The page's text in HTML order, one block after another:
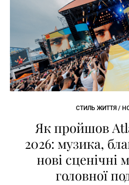
СТИЛЬ ЖИТТЯ /
Як пройшов
2026: музика,
нові сценічні
головної